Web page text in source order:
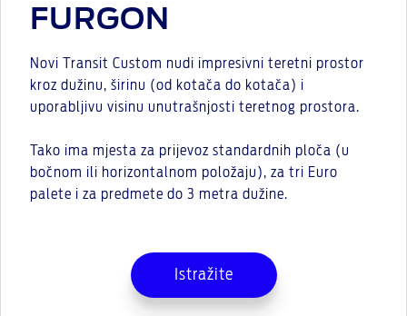
FURGON
Novi Transit Custom nudi impresivni teretni prostor
kroz dužinu, širinu (od kotača do kotača) i
uporabljivu visinu unutrašnjosti teretnog prostora.
Tako ima mjesta za prijevoz standardnih ploča (u
bočnom ili horizontalnom položaju), za tri Euro
palete i za predmete do 3 metra dužine.
Istražite